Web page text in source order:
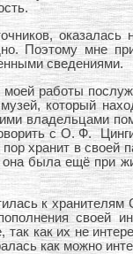
Поэтому мне
сведениями.
работы
который
владельцами
с О. Ф.
хранит в своей
была ещё при
к
своей
так как их не
как можно